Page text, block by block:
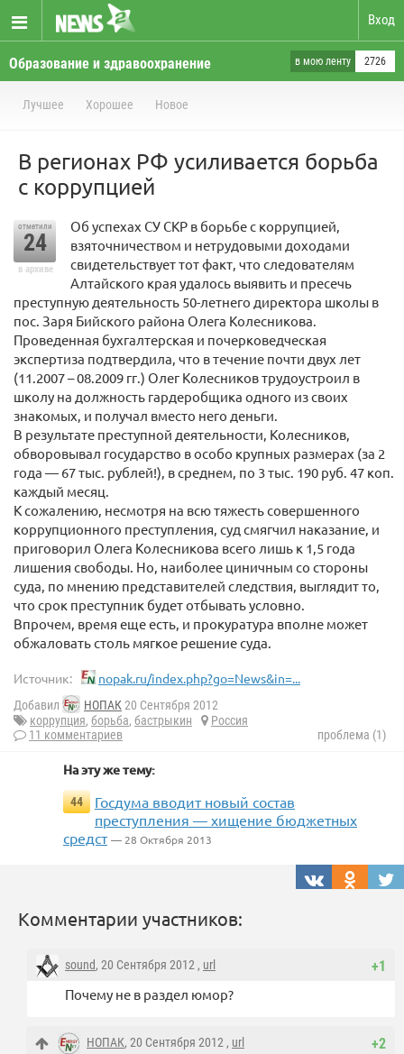
Вход
Образование и здравоохранение в мою ленту 2726
Лучшее Хорошее Новое
В регионах РФ усиливается борьба
с коррупцией
отметили
24
в архиве
Об успехах СУ СКР в борьбе с коррупцией,
взяточничеством и нетрудовыми доходами
свидетельствует тот факт, что следователям
Алтайского края удалось выявить и пресечь
преступную деятельность 50-летнего директора школы в
пос. Заря Бийского района Олега Колесникова.
Проведенная бухгалтерская и почерковедческая
экспертиза подтвердила, что в течение почти двух лет
(11.2007 – 08.2009 гг.) Олег Колесников трудоустроил в
школу на должность гардеробщика одного из своих
знакомых, и получал вместо него деньги.
В результате преступной деятельности, Колесников,
обворовывал государство в особо крупных размерах (за 2
года — 67 тыс. рублей!), в среднем, по 3 тыс. 190 руб. 47 коп.
каждый месяц.
К сожалению, несмотря на всю тяжесть совершенного
коррупционного преступления, суд смягчил наказание, и
приговорил Олега Колесникова всего лишь к 1,5 года
лишения свободы. Но, наиболее циничным со стороны
суда, по мнению представителей следствия, выглядит то,
что срок преступник будет отбывать условно.
Впрочем, время еще есть, и прокуратура вполне может
обжаловать столь мягкое решение суда.
Источник: nopak.ru/index.php?go=News&in=...
Добавил НОПАК20 Сентября 2012
коррупция, борьба, бастрыкин
Россия
11 комментариев
проблема (1)
На эту же тему:
44
Госдума вводит новый состав
преступления — хищение бюджетных
средст — 28 Октября 2013
Комментарии участников:
+1
sound, 20 Сентября 2012 , url
Почему не в раздел юмор?
+2
НОПАК, 20 Сентября 2012 , url